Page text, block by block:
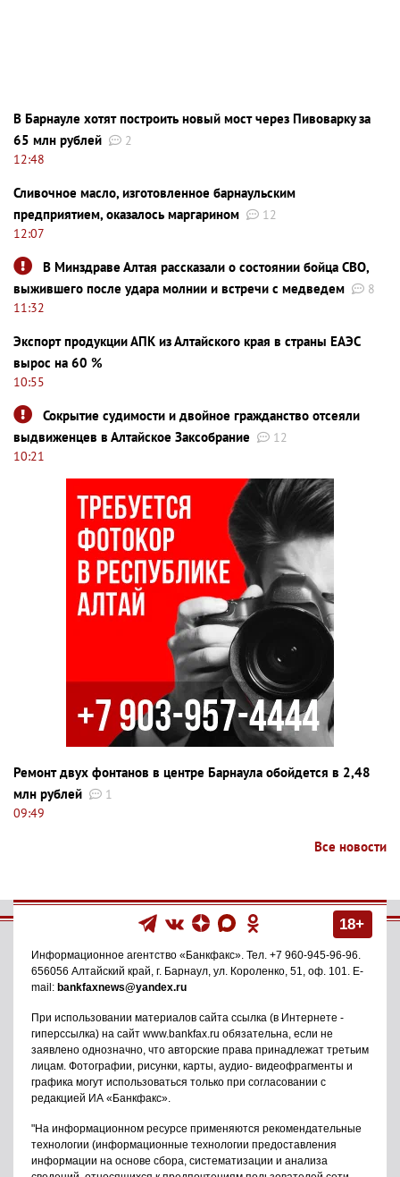
В Барнауле хотят построить новый мост через Пивоварку за
65 млн рублей
2
12:48
Сливочное масло, изготовленное барнаульским
предприятием, оказалось маргарином
12
12:07
В Минздраве Алтая рассказали о состоянии бойца СВО,
выжившего после удара молнии и встречи с медведем
8
11:32
Экспорт продукции АПК из Алтайского края в страны ЕАЭС
вырос на 60 %
10:55
Сокрытие судимости и двойное гражданство отсеяли
выдвиженцев в Алтайское Заксобрание
12
10:21
Ремонт двух фонтанов в центре Барнаула обойдется в 2,48
млн рублей
1
09:49
Все новости
18+
Информационное агентство «Банкфакс» . Тел. +7 960-945-96-96
656056 Алтайский край, г. Барнаул ул. Короленко, 51, оф. 101
. E-
mail: bankfaxnews@yandex.ru
При использовании материалов сайта ссылка (в Интернете -
гиперссылка) на сайт www.bankfax.ru обязательна, если не
заявлено однозначно, что авторские права принадлежат третьим
лицам. Фотографии, рисунки, карты, аудио- видеофрагменты и
графика могут использоваться только при согласовании с
редакцией ИА «Банкфакс».
"На информационном ресурсе применяются рекомендательные
технологии (информационные технологии предоставления
информации на основе сбора, систематизации и анализа